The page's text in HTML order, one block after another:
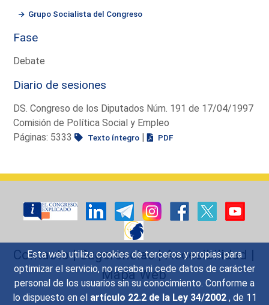
Esta web utiliza cookies de terceros y propias para
optimizar el servicio, no recaba ni cede datos de carácter
personal de los usuarios sin su conocimiento. Conforme a
lo dispuesto en el artículo 22.2 de la Ley 34/2002 , de 11
Grupo Socialista del Congreso
Fase
Debate
Diario de sesiones
DS. Congreso de los Diputados Núm. 191 de 17/04/1997
Comisión de Política Social y Empleo
Páginas: 5333
Texto íntegro | PDF
Contacto|Sugerencias|Accesibilidad |
Mapa Web